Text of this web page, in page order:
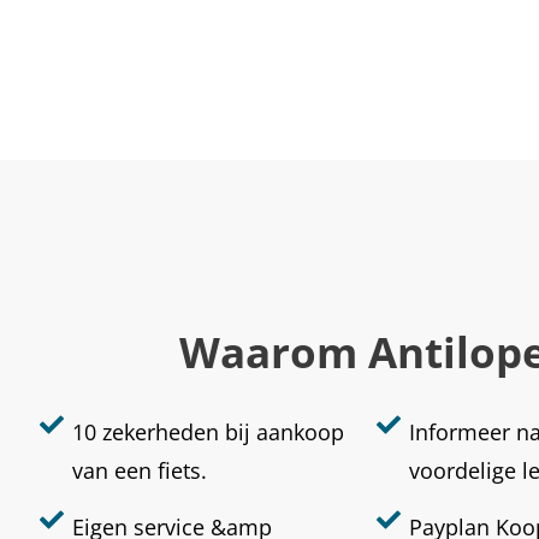
Waarom
10 zekerheden bij aankoop
van een fiets.
Eigen service &amp
Informeer
voordelige
Payplan